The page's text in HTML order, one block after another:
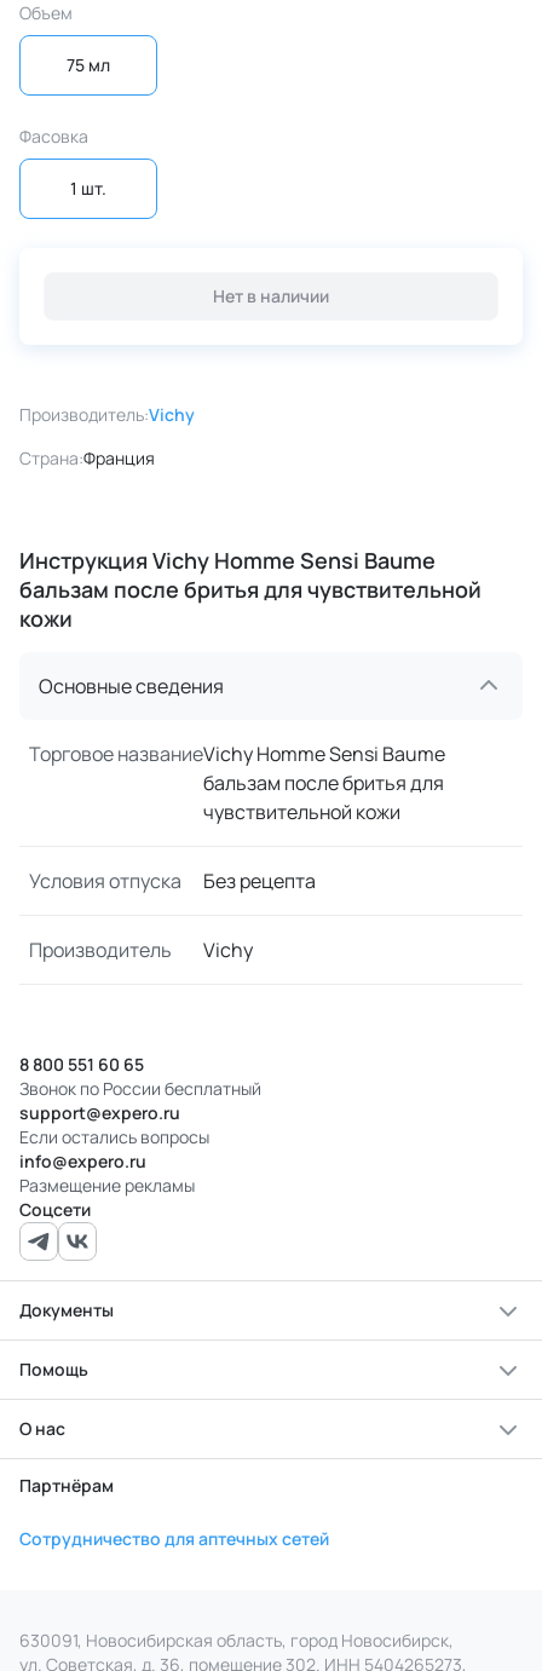
Объем
75 мл
Фасовка
1 шт.
Нет в наличии
Производитель:Vichy
Страна:Франция
Инструкция Vichy Homme Sensi Baume
бальзам после бритья для чувствительной
кожи
Основные сведения
Торговое названиеVichy Homme Sensi Baume
бальзам после бритья для
чувствительной кожи
Условия отпуска Без рецепта
Производитель Vichy
8 800 551 60 65
Звонок по России бесплатный
support@expero.ru
Если остались вопросы
info@expero.ru
Размещение рекламы
Соцсети
Документы
Помощь
О нас
Партнёрам
Сотрудничество для аптечных сетей
630091, Новосибирская область, город Новосибирск,
ул. Советская, д. 36, помещение 302. ИНН 5404265273,